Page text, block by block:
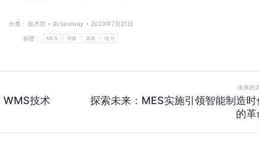
分类： 技术慧 由 bestway
2023年7月21日
标签：
MES 关键 具有 动力
WMS技术
未来的
探索未来：MES实施引领智能制造时
的革